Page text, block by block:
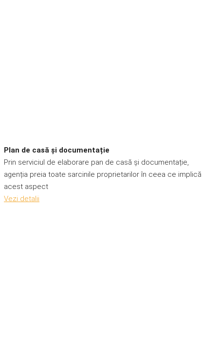
Plan de casă și documentație
Prin serviciul de elaborare pan de casă și documentație,
agenția preia toate sarcinile proprietarilor în ceea ce implică
acest aspect
Vezi detalii